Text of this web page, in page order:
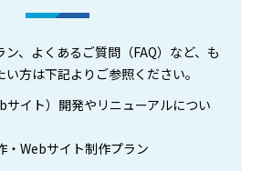
、よくあるご質問（FAQ）など、も
方は下記よりご参照ください。
サイト）開発やリニューアルについ
・Webサイト制作プラン